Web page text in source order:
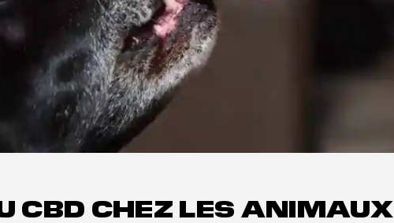
CBD CHEZ LES ANIMAUX